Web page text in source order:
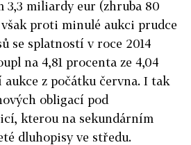
3,3 miliardy eur (zhruba 80
proti minulé aukci prudce
se splatností v roce 2014
na 4,81 procenta ze 4,04
z počátku června. I tak
obligací pod
kterou na sekundárním
dluhopisy ve středu.